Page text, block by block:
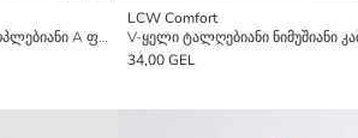
კვადრატული საყელო კოპლებიანი A ფორმის კაბა
LCW Comfort
V-ყელი ტალღებიანი ნიმუშიანი
34,00 GEL